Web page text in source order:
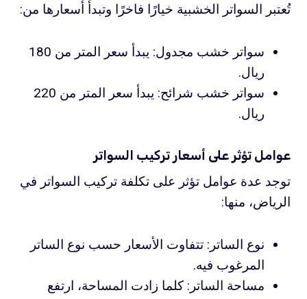
تُعتبر السواتر الخشبية خيارًا فاخرًا وتبدأ أسعارها من:
سواتر خشب مجدول: يبدأ سعر المتر من 180
ريال.
سواتر خشب شرائح: يبدأ سعر المتر من 220
ريال.
عوامل تؤثر على أسعار تركيب السواتر
توجد عدة عوامل تؤثر على تكلفة تركيب السواتر في
الرياض، منها:
نوع الساتر: تتفاوت الأسعار حسب نوع الساتر
المرغوب فيه.
مساحة الساتر: كلما زادت المساحة، ارتفع